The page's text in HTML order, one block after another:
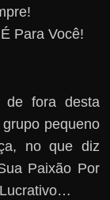
Para Você!
de fora desta
pequeno
no que diz
Paixão Por